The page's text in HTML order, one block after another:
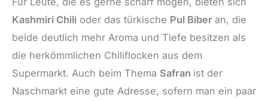
Kashmiri Chili oder das türkische Pul Biber an, die
beide deutlich mehr Aroma und Tiefe besitzen als
die herkömmlichen Chiliflocken aus dem
Supermarkt. Auch beim Thema Safran ist der
Naschmarkt eine gute Adresse, sofern man ein paar